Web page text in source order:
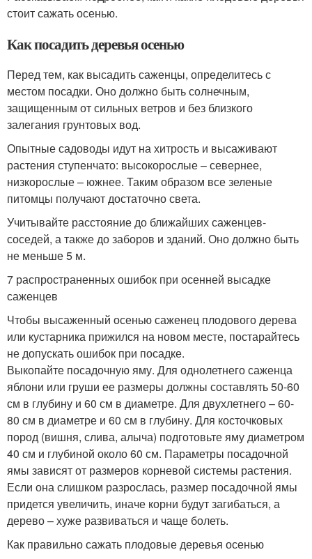
стоит сажать осенью.
Как посадить деревья осенью
Перед тем, как высадить саженцы, определитесь с
местом посадки. Оно должно быть солнечным,
защищенным от сильных ветров и без близкого
залегания грунтовых вод.
Опытные садоводы идут на хитрость и высаживают
растения ступенчато: высокорослые – севернее,
низкорослые – южнее. Таким образом все зеленые
питомцы получают достаточно света.
Учитывайте расстояние до ближайших саженцев-
соседей, а также до заборов и зданий. Оно должно быть
не меньше 5 м.
7 распространенных ошибок при осенней высадке
саженцев
Чтобы высаженный осенью саженец плодового дерева
или кустарника прижился на новом месте, постарайтесь
не допускать ошибок при посадке.
Выкопайте посадочную яму. Для однолетнего саженца
яблони или груши ее размеры должны составлять 50-60
см в глубину и 60 см в диаметре. Для двухлетнего – 60-
80 см в диаметре и 60 см в глубину. Для косточковых
пород (вишня, слива, алыча) подготовьте яму диаметром
40 см и глубиной около 60 см. Параметры посадочной
ямы зависят от размеров корневой системы растения.
Если она слишком разрослась, размер посадочной ямы
придется увеличить, иначе корни будут загибаться, а
дерево – хуже развиваться и чаще болеть.
Как правильно сажать плодовые деревья осенью